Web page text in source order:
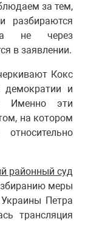
за тем,
разбираются
а не через
в заявлении.
Кокс
демократии и
Именно эти
на котором
районный суд
меры
Петра
трансляция